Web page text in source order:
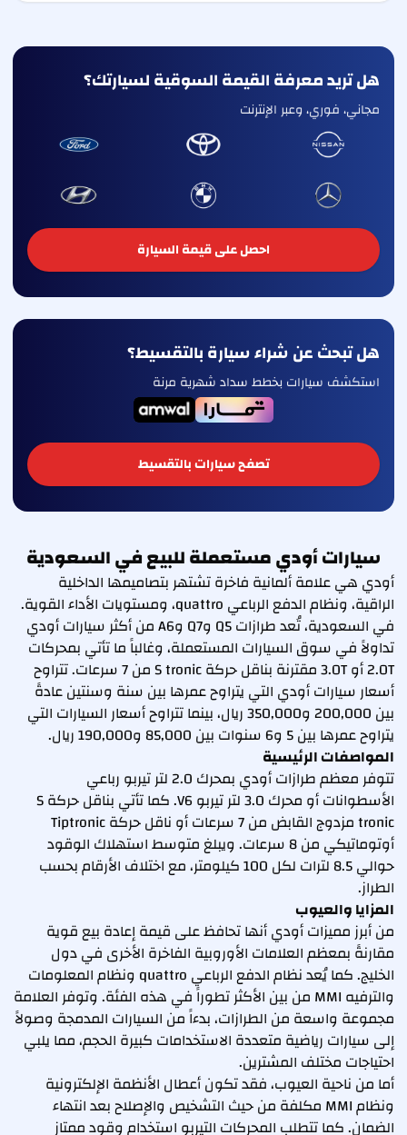
هل تريد معرفة القيمة السوقية لسيارتك؟
مجاني، فوري، وعبر الإنترنت
احصل على قيمة السيارة
هل تبحث عن شراء سيارة بالتقسيط؟
استكشف سيارات بخطط سداد شهرية مرنة
تصفح سيارات بالتقسيط
سيارات أودي مستعملة للبيع في السعودية
أودي هي علامة ألمانية فاخرة تشتهر بتصاميمها الداخلية
الراقية، ونظام الدفع الرباعي quattro، ومستويات الأداء القوية.
في السعودية، تُعد طرازات Q5 وQ7 وA6 من أكثر سيارات أودي
تداولاً في سوق السيارات المستعملة، وغالباً ما تأتي بمحركات
2.0T أو 3.0T مقترنة بناقل حركة S tronic من 7 سرعات. تتراوح
أسعار سيارات أودي التي يتراوح عمرها بين سنة وسنتين عادةً
بين 200,000 و350,000 ريال، بينما تتراوح أسعار السيارات التي
يتراوح عمرها بين 5 و6 سنوات بين 85,000 و190,000 ريال.
المواصفات الرئيسية
تتوفر معظم طرازات أودي بمحرك 2.0 لتر تيربو رباعي
الأسطوانات أو محرك 3.0 لتر تيربو V6. كما تأتي بناقل حركة S
tronic مزدوج القابض من 7 سرعات أو ناقل حركة Tiptronic
أوتوماتيكي من 8 سرعات. ويبلغ متوسط استهلاك الوقود
حوالي 8.5 لترات لكل 100 كيلومتر، مع اختلاف الأرقام بحسب
الطراز.
المزايا والعيوب
من أبرز مميزات أودي أنها تحافظ على قيمة إعادة بيع قوية
مقارنةً بمعظم العلامات الأوروبية الفاخرة الأخرى في دول
الخليج. كما يُعد نظام الدفع الرباعي quattro ونظام المعلومات
والترفيه MMI من بين الأكثر تطوراً في هذه الفئة. وتوفر العلامة
مجموعة واسعة من الطرازات، بدءاً من السيارات المدمجة وصولاً
إلى سيارات رياضية متعددة الاستخدامات كبيرة الحجم، مما يلبي
احتياجات مختلف المشترين.
أما من ناحية العيوب، فقد تكون أعطال الأنظمة الإلكترونية
ونظام MMI مكلفة من حيث التشخيص والإصلاح بعد انتهاء
الضمان. كما تتطلب المحركات التيربو استخدام وقود ممتاز